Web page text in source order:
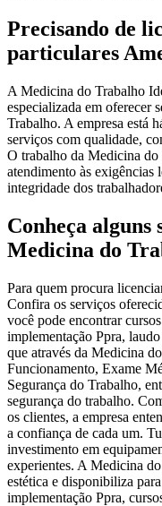
Precisando de
particulares
A Medicina do Trabalho
especializada em oferecer
Trabalho. A empresa está
serviços com qualidade,
O trabalho da Medicina do
atendimento às exigências
integridade dos
Conheça alguns
Medicina do
Para quem procura
Confira os serviços
você pode encontrar
implementação Ppra,
que através da Medicina
Funcionamento, Exame
Segurança do Trabalho,
segurança do trabalho.
os clientes, a empresa
a confiança de cada um.
investimento em
experientes. A Medicina
estética e disponibiliza
implementação Ppra,